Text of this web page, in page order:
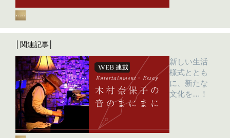
│関連記事│
新しい生活
様式ととも
に、新たな
文化を…！